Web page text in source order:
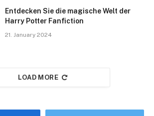
Entdecken Sie die magische Welt der
Harry Potter Fanfiction
21. January 2024
LOAD MORE